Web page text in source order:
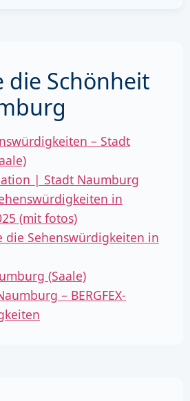
die Schönheit
– Stadt
| Stadt Naumburg
in
(mit fotos)
die Sehenswürdigkeiten in
(Saale)
– BERGFEX-